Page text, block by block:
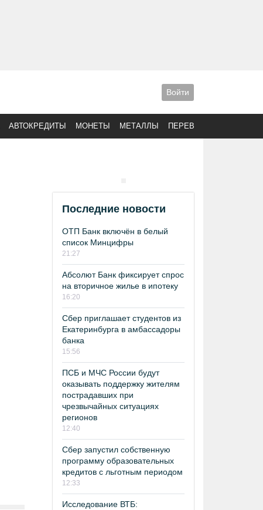
Войти
АВТОКРЕДИТЫ МОНЕТЫ МЕТАЛЛЫ ПЕРЕВОДЫ
Последние новости
ОТП Банк включён в белый
список Минцифры
21:27
Абсолют Банк фиксирует спрос
на вторичное жилье в ипотеку
16:20
Сбер приглашает студентов из
Екатеринбурга в амбассадоры
банка
15:56
ПСБ и МЧС России будут
оказывать поддержку жителям
пострадавших при
чрезвычайных ситуациях
регионов
12:40
Сбер запустил собственную
программу образовательных
кредитов с льготным периодом
12:33
Исследование ВТБ: